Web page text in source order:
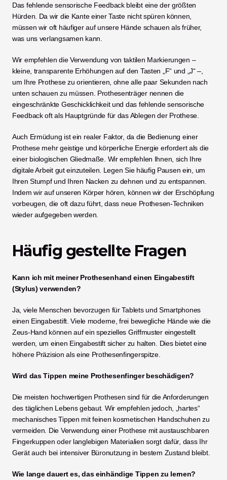
Das fehlende sensorische Feedback bleibt eine der größten
Hürden. Da wir die Kante einer Taste nicht spüren können,
müssen wir oft häufiger auf unsere Hände schauen als früher,
was uns verlangsamen kann.
Wir empfehlen die Verwendung von taktilen Markierungen –
kleine, transparente Erhöhungen auf den Tasten „F“ und „J“ –,
um Ihre Prothese zu orientieren, ohne alle paar Sekunden nach
unten schauen zu müssen. Prothesenträger nennen die
eingeschränkte Geschicklichkeit und das fehlende sensorische
Feedback oft als Hauptgründe für das Ablegen der Prothese.
Auch Ermüdung ist ein realer Faktor, da die Bedienung einer
Prothese mehr geistige und körperliche Energie erfordert als die
einer biologischen Gliedmaße. Wir empfehlen Ihnen, sich Ihre
digitale Arbeit gut einzuteilen. Legen Sie häufig Pausen ein, um
Ihren Stumpf und Ihren Nacken zu dehnen und zu entspannen.
Indem wir auf unseren Körper hören, können wir der Erschöpfung
vorbeugen, die oft dazu führt, dass neue Prothesen-Techniken
wieder aufgegeben werden.
Häufig gestellte Fragen
Kann ich mit meiner Prothesenhand einen Eingabestift
(Stylus) verwenden?
Ja, viele Menschen bevorzugen für Tablets und Smartphones
einen Eingabestift. Viele moderne, frei bewegliche Hände wie die
Zeus-Hand können auf ein spezielles Griffmuster eingestellt
werden, um einen Eingabestift sicher zu halten. Dies bietet eine
höhere Präzision als eine Prothesenfingerspitze.
Wird das Tippen meine Prothesenfinger beschädigen?
Die meisten hochwertigen Prothesen sind für die Anforderungen
des täglichen Lebens gebaut. Wir empfehlen jedoch, „hartes“
mechanisches Tippen mit feinen kosmetischen Handschuhen zu
vermeiden. Die Verwendung einer Prothese mit austauschbaren
Fingerkuppen oder langlebigen Materialien sorgt dafür, dass Ihr
Gerät auch bei intensiver Büronutzung in bestem Zustand bleibt.
Wie lange dauert es, das einhändige Tippen zu lernen?